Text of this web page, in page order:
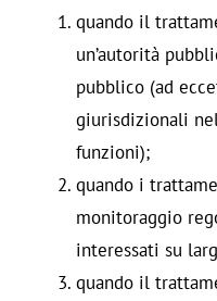
quando il
un’autorità
pubblico (ad
giurisdizionali
funzioni);
quando i
monitoraggio
interessati su
quando il